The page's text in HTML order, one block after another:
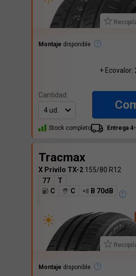
Montaje disponible
+ Ecovalor:
Cantidad:
Stock completo Entrega
Tracmax
X Privilo TX-2 155/80 R12
77
T
C
C B 70dB
Montaje disponible